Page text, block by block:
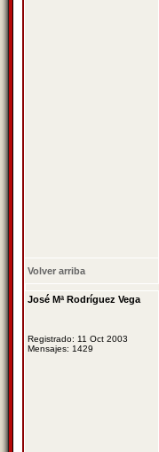
Volver arriba
José Mª Rodríguez Vega
Registrado: 11 Oct 2003
Mensajes: 1429